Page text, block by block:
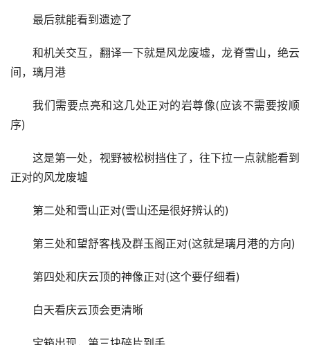
是很好找的。
由图示线路登上去
和机关交互，翻译一下就是风龙废墟，龙脊雪山，绝云
间，璃月港
我们需要点亮和这几处正对的岩尊像(应该不需要按顺
正对的风龙废墟
第二处和雪山正对(雪山还是很好辨认的)